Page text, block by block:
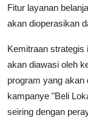
Fitur layanan
akan dioperasikan
Kemitraan strategis
akan diawasi oleh
program yang akan
kampanye "Beli
seiring dengan